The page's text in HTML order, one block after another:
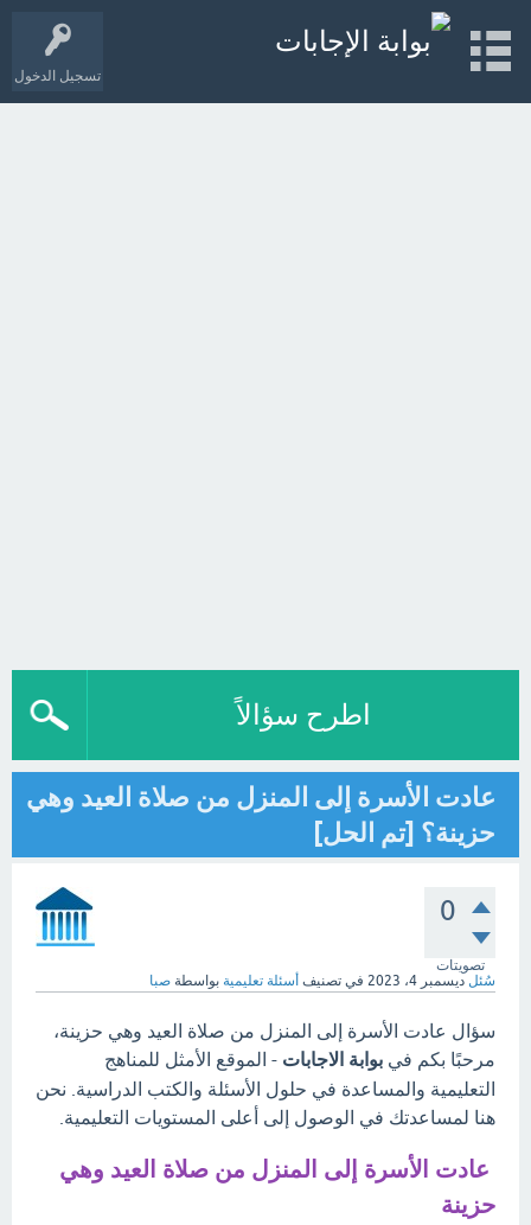
تسجيل الدخول
اطرح سؤالاً
عادت الأسرة إلى المنزل من صلاة العيد وهي
حزينة؟ [تم الحل]
0
تصويتات
سُئل ديسمبر 4، 2023 في تصنيف أسئلة تعليمية بواسطة صبا
سؤال عادت الأسرة إلى المنزل من صلاة العيد وهي حزينة،
مرحبًا بكم في بوابة الاجابات - الموقع الأمثل للمناهج
التعليمية والمساعدة في حلول الأسئلة والكتب الدراسية. نحن
هنا لمساعدتك في الوصول إلى أعلى المستويات التعليمية.
عادت الأسرة إلى المنزل من صلاة العيد وهي
حزينة